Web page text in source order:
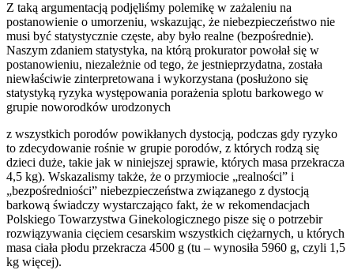
Z taką argumentacją podjęliśmy polemikę w zażaleniu na
postanowienie o umorzeniu, wskazując, że niebezpieczeństwo nie
musi być statystycznie częste, aby było realne (bezpośrednie).
Naszym zdaniem statystyka, na którą prokurator powołał się w
postanowieniu, niezależnie od tego, że jestnieprzydatna, została
niewłaściwie zinterpretowana i wykorzystana (posłużono się
statystyką ryzyka występowania porażenia splotu barkowego w
grupie noworodków urodzonych
z wszystkich porodów powikłanych dystocją, podczas gdy ryzyko
to zdecydowanie rośnie w grupie porodów, z których rodzą się
dzieci duże, takie jak w niniejszej sprawie, których masa przekracza
4,5 kg). Wskazalismy także, że o przymiocie „realności” i
„bezpośredniości” niebezpieczeństwa związanego z dystocją
barkową świadczy wystarczająco fakt, że w rekomendacjach
Polskiego Towarzystwa Ginekologicznego pisze się o potrzebir
rozwiązywania cięciem cesarskim wszystkich ciężarnych, u których
masa ciała płodu przekracza 4500 g (tu – wynosiła 5960 g, czyli 1,5
kg więcej).